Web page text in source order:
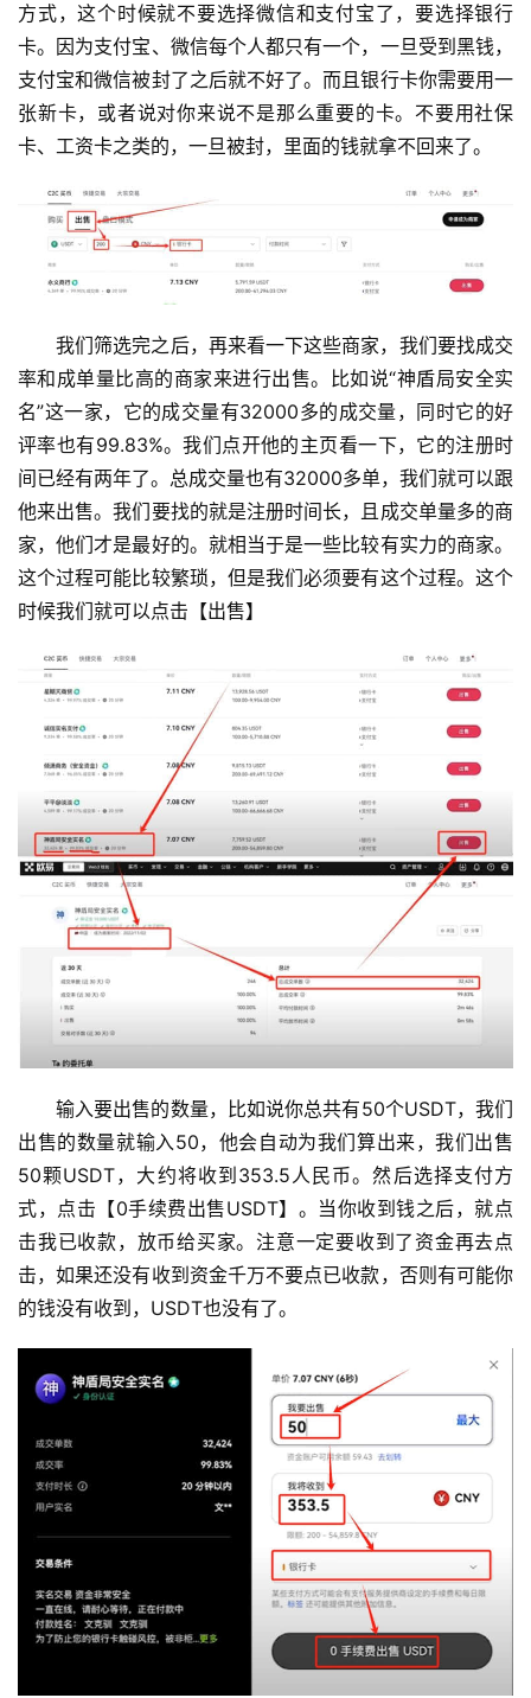
方式，这个时候就不要选择微信和支付宝了，要选择银行
卡。因为支付宝、微信每个人都只有一个，一旦受到黑钱，
支付宝和微信被封了之后就不好了。而且银行卡你需要用一
张新卡，或者说对你来说不是那么重要的卡。不要用社保
卡、工资卡之类的，一旦被封，里面的钱就拿不回来了。
我们筛选完之后，再来看一下这些商家，我们要找成交
率和成单量比高的商家来进行出售。比如说“神盾局安全实
名”这一家，它的成交量有32000多的成交量，同时它的好
评率也有99.83%。我们点开他的主页看一下，它的注册时
间已经有两年了。总成交量也有32000多单，我们就可以跟
他来出售。我们要找的就是注册时间长，且成交单量多的商
家，他们才是最好的。就相当于是一些比较有实力的商家。
这个过程可能比较繁琐，但是我们必须要有这个过程。这个
时候我们就可以点击【出售】
输入要出售的数量，比如说你总共有50个USDT，我们
出售的数量就输入50，他会自动为我们算出来，我们出售
50颗USDT，大约将收到353.5人民币。然后选择支付方
式，点击【0手续费出售USDT】。当你收到钱之后，就点
击我已收款，放币给买家。注意一定要收到了资金再去点
击，如果还没有收到资金千万不要点已收款，否则有可能你
的钱没有收到，USDT也没有了。